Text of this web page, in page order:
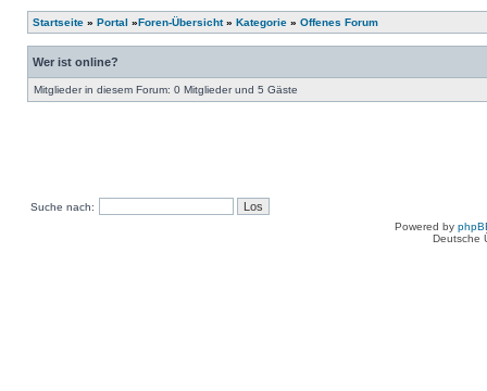
Startseite » Portal »Foren-Übersicht» Kategorie » Offenes Forum
Wer ist online?
Mitglieder in diesem Forum: 0 Mitglieder und 5 Gäste
Suche nach:
Powered by
Deutsche